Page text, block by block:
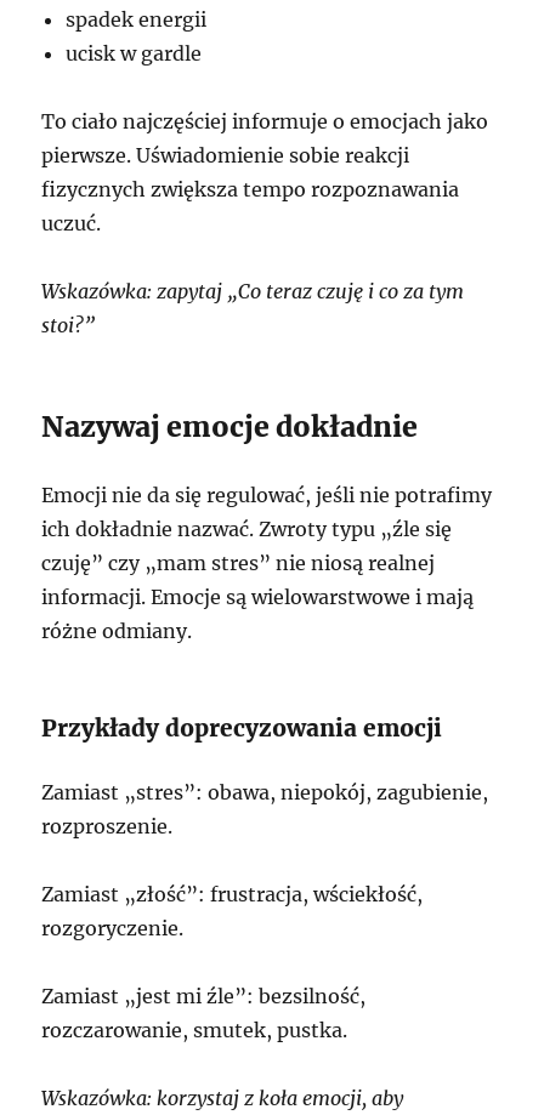
spadek energii
ucisk w gardle
To ciało najczęściej informuje o emocjach jako
pierwsze. Uświadomienie sobie reakcji
fizycznych zwiększa tempo rozpoznawania
uczuć.
Wskazówka: zapytaj „Co teraz czuję i co za tym
stoi?”
Nazywaj emocje dokładnie
Emocji nie da się regulować, jeśli nie potrafimy
ich dokładnie nazwać. Zwroty typu „źle się
czuję” czy „mam stres” nie niosą realnej
informacji. Emocje są wielowarstwowe i mają
różne odmiany.
Przykłady doprecyzowania emocji
Zamiast „stres”: obawa, niepokój, zagubienie,
rozproszenie.
Zamiast „złość”: frustracja, wściekłość,
rozgoryczenie.
Zamiast „jest mi źle”: bezsilność,
rozczarowanie, smutek, pustka.
Wskazówka: korzystaj z koła emocji, aby